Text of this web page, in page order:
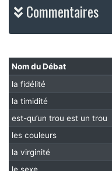
Commentaires
Nom du Débat
la fidélité
la timidité
est-qu’un trou est un trou
les couleurs
la virginité